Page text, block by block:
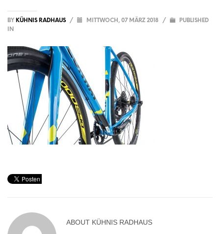
BY KÜHNIS RADHAUS / MITTWOCH, 07 MÄRZ 2018 /
PUBLISHED
IN
ABOUT KÜHNIS RADHAUS